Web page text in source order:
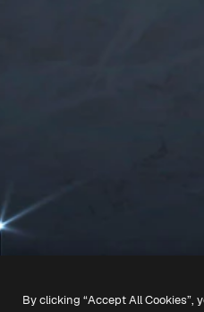
By clicking “Accept All Cookies”,